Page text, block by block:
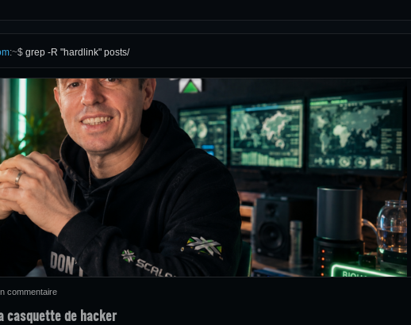
:~$ grep -R "hardlink" posts/
commentaire
casquette de hacker